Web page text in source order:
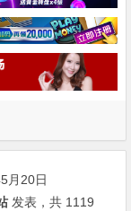
月20日
发表，共 1119